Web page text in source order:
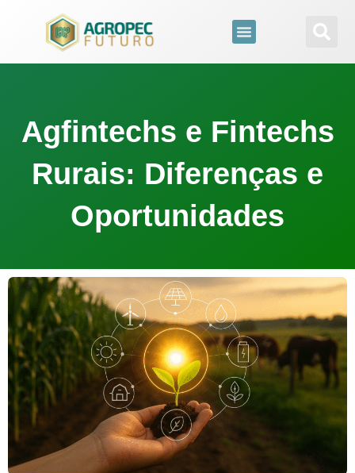
conteúdo
Agfintechs e Fintechs
Rurais: Diferenças e
Oportunidades